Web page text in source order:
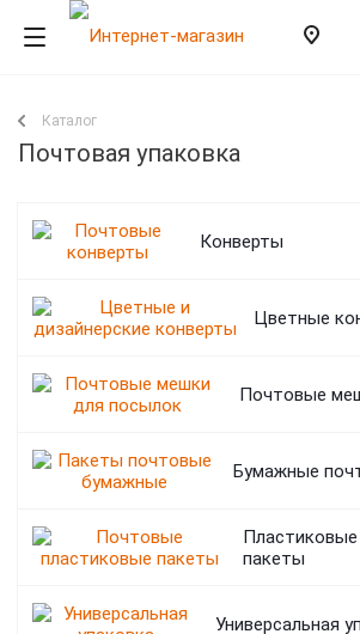
Каталог
Почтовая упаковка
Конверты
Цветные
Почтовые
Бумажные
пакеты
Универсальная